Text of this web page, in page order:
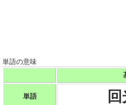
単語の意味
単語